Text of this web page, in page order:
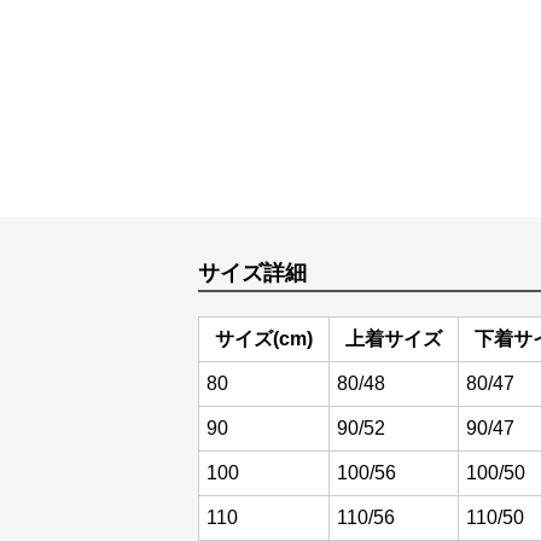
サイズ詳細
サイズ(cm) 上着サイズ 下着サ
80 80/48 80/47
90 90/52 90/47
100 100/56 100/50
110 110/56 110/50